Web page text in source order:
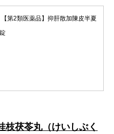
【第2類医薬品】抑肝散加陳皮半夏
枝茯苓丸（けいしぶく